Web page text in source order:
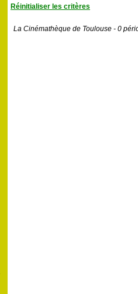
Réinitialiser les critères
La Cinémathèque de Toulouse - 0